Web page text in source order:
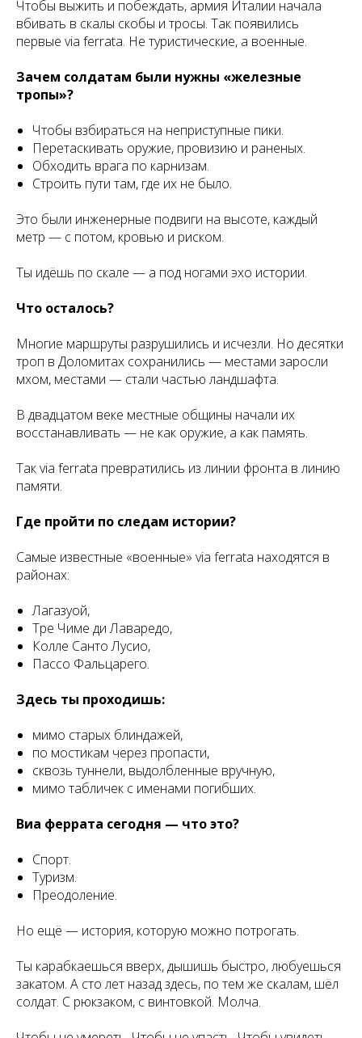
Чтобы выжить и побеждать, армия Италии начала
вбивать в скалы скобы и тросы. Так появились
первые via ferrata. Не туристические, а военные.
Зачем солдатам были нужны «железные
тропы»?
Чтобы взбираться на неприступные пики.
Перетаскивать оружие, провизию и раненых.
Обходить врага по карнизам.
Строить пути там, где их не было.
Это были инженерные подвиги на высоте, каждый
метр — с потом, кровью и риском.
Ты идёшь по скале — а под ногами эхо истории.
Что осталось?
Многие маршруты разрушились и исчезли. Но десятки
троп в Доломитах сохранились — местами заросли
мхом, местами — стали частью ландшафта.
В двадцатом веке местные общины начали их
восстанавливать — не как оружие, а как память.
Так via ferrata превратились из линии фронта в линию
памяти.
Где пройти по следам истории?
Самые известные «военные» via ferrata находятся в
районах:
Лагазуой,
Тре Чиме ди Лаваредо,
Колле Санто Лусио,
Пассо Фальцарего.
Здесь ты проходишь:
мимо старых блиндажей,
по мостикам через пропасти,
сквозь туннели, выдолбленные вручную,
мимо табличек с именами погибших.
Виа феррата сегодня — что это?
Спорт.
Туризм.
Преодоление.
Но ещё — история, которую можно потрогать.
Ты карабкаешься вверх, дышишь быстро, любуешься
закатом. А сто лет назад здесь, по тем же скалам, шёл
солдат. С рюкзаком, с винтовкой. Молча.